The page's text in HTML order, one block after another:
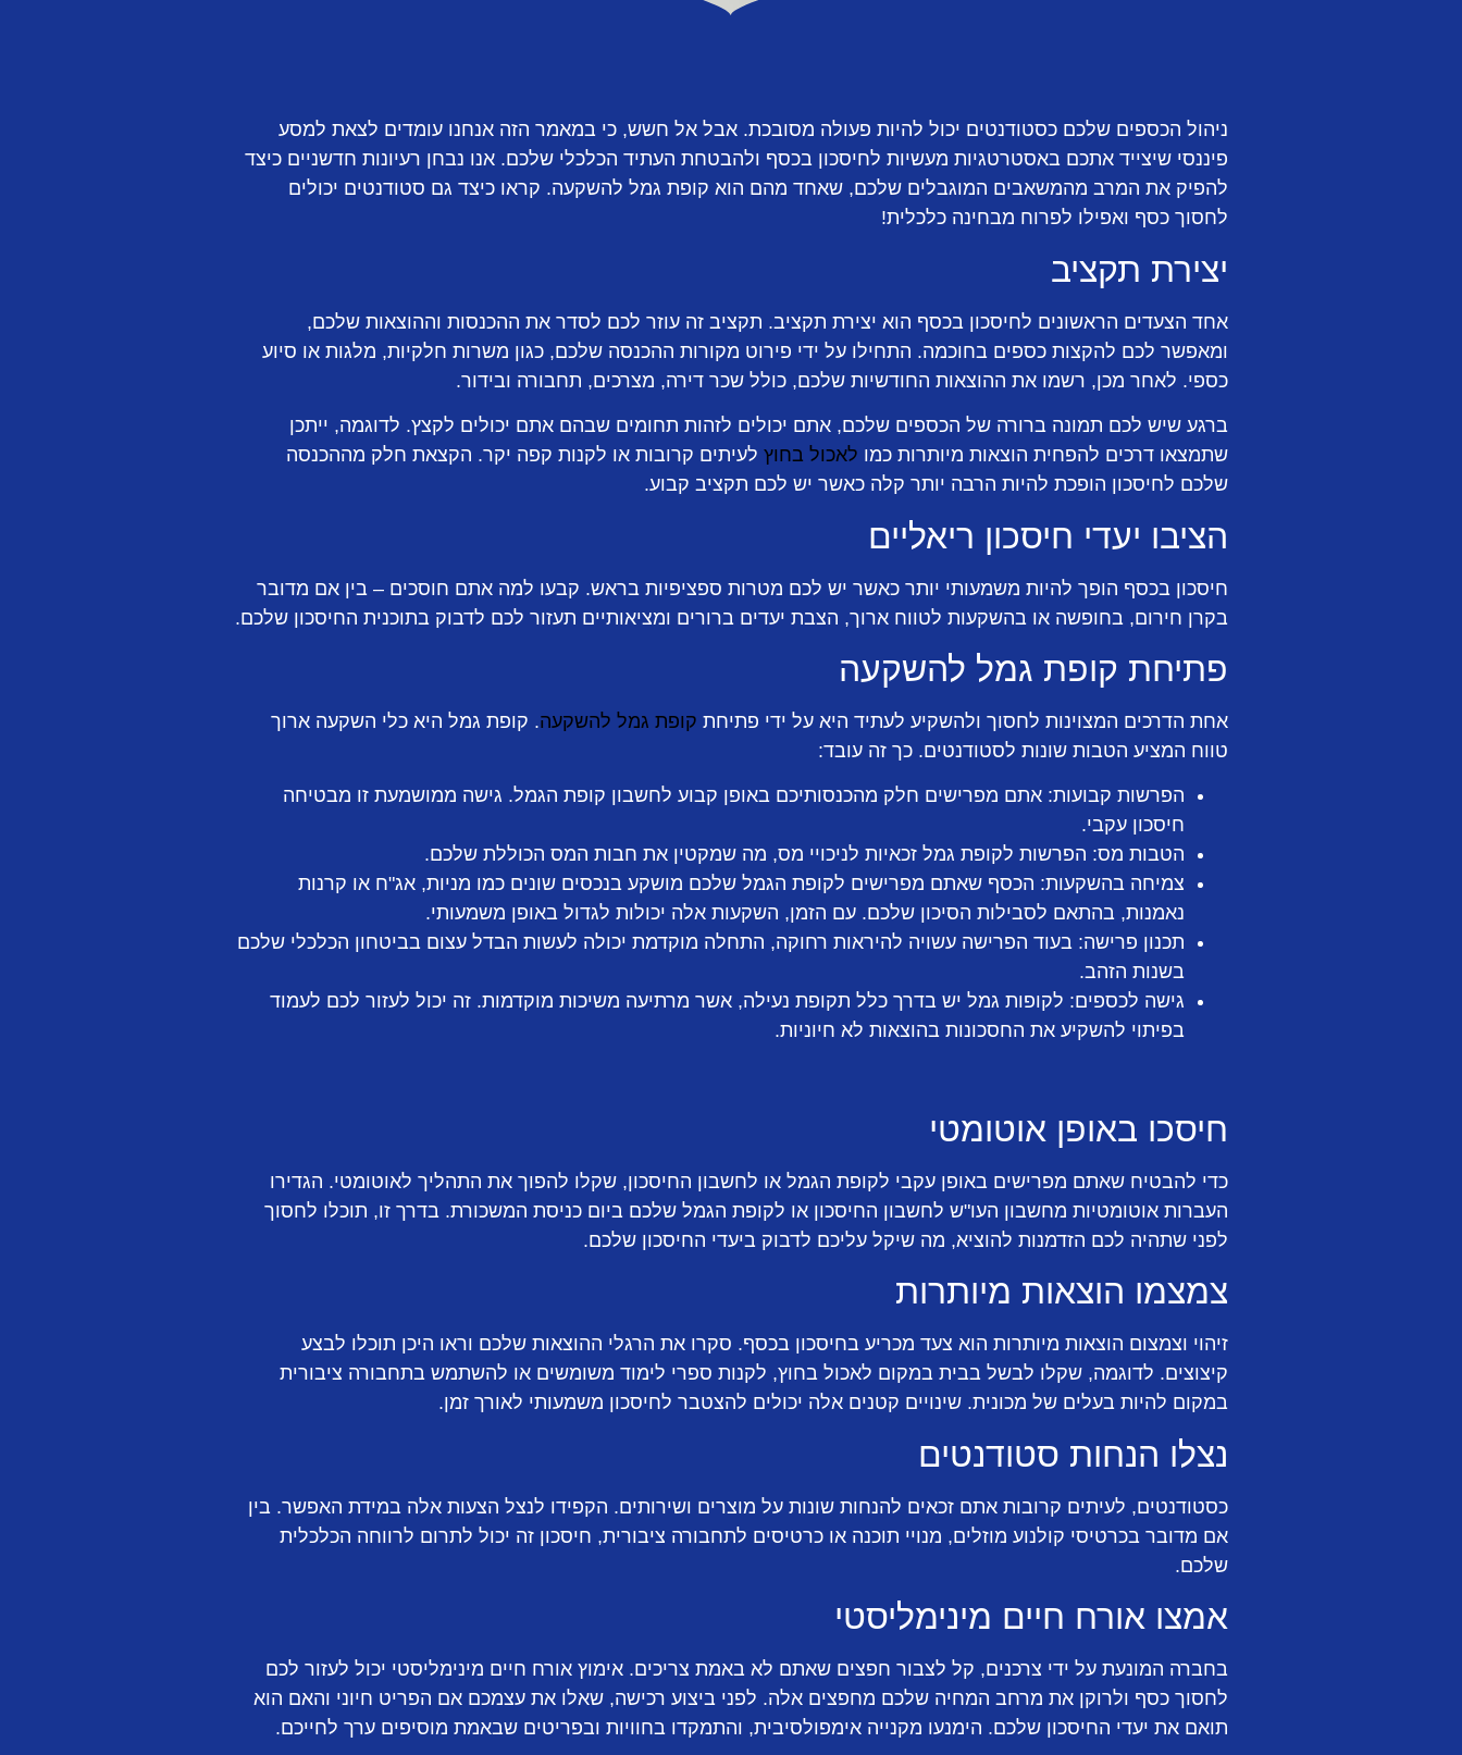
ניהול הכספים שלכם כסטודנטים יכול להיות פעולה מסובכת. אבל אל חשש, כי במאמר הזה אנחנו עומדים לצאת למסע
פיננסי שיצייד אתכם באסטרטגיות מעשיות לחיסכון בכסף ולהבטחת העתיד הכלכלי שלכם. אנו נבחן רעיונות חדשניים כיצד
להפיק את המרב מהמשאבים המוגבלים שלכם, שאחד מהם הוא קופת גמל להשקעה. קראו כיצד גם סטודנטים יכולים
לחסוך כסף ואפילו לפרוח מבחינה כלכלית!
יצירת תקציב
אחד הצעדים הראשונים לחיסכון בכסף הוא יצירת תקציב. תקציב זה עוזר לכם לסדר את ההכנסות וההוצאות שלכם,
ומאפשר לכם להקצות כספים בחוכמה. התחילו על ידי פירוט מקורות ההכנסה שלכם, כגון משרות חלקיות, מלגות או סיוע
כספי. לאחר מכן, רשמו את ההוצאות החודשיות שלכם, כולל שכר דירה, מצרכים, תחבורה ובידור.
ברגע שיש לכם תמונה ברורה של הכספים שלכם, אתם יכולים לזהות תחומים שבהם אתם יכולים לקצץ. לדוגמה, ייתכן
שתמצאו דרכים להפחית הוצאות מיותרות כמו לאכול בחוץ לעיתים קרובות או לקנות קפה יקר. הקצאת חלק מההכנסה
שלכם לחיסכון הופכת להיות הרבה יותר קלה כאשר יש לכם תקציב קבוע.
הציבו יעדי חיסכון ריאליים
חיסכון בכסף הופך להיות משמעותי יותר כאשר יש לכם מטרות ספציפיות בראש. קבעו למה אתם חוסכים – בין אם מדובר
בקרן חירום, בחופשה או בהשקעות לטווח ארוך, הצבת יעדים ברורים ומציאותיים תעזור לכם לדבוק בתוכנית החיסכון שלכם.
פתיחת קופת גמל להשקעה
אחת הדרכים המצוינות לחסוך ולהשקיע לעתיד היא על ידי פתיחת קופת גמל להשקעה. קופת גמל היא כלי השקעה ארוך
טווח המציע הטבות שונות לסטודנטים. כך זה עובד:
הפרשות קבועות: אתם מפרישים חלק מהכנסותיכם באופן קבוע לחשבון קופת הגמל. גישה ממושמעת זו מבטיחה
חיסכון עקבי.
הטבות מס: הפרשות לקופת גמל זכאיות לניכויי מס, מה שמקטין את חבות המס הכוללת שלכם.
צמיחה בהשקעות: הכסף שאתם מפרישים לקופת הגמל שלכם מושקע בנכסים שונים כמו מניות, אג"ח או קרנות
נאמנות, בהתאם לסבילות הסיכון שלכם. עם הזמן, השקעות אלה יכולות לגדול באופן משמעותי.
תכנון פרישה: בעוד הפרישה עשויה להיראות רחוקה, התחלה מוקדמת יכולה לעשות הבדל עצום בביטחון הכלכלי שלכם
בשנות הזהב.
גישה לכספים: לקופות גמל יש בדרך כלל תקופת נעילה, אשר מרתיעה משיכות מוקדמות. זה יכול לעזור לכם לעמוד
בפיתוי להשקיע את החסכונות בהוצאות לא חיוניות.
חיסכו באופן אוטומטי
כדי להבטיח שאתם מפרישים באופן עקבי לקופת הגמל או לחשבון החיסכון, שקלו להפוך את התהליך לאוטומטי. הגדירו
העברות אוטומטיות מחשבון העו"ש לחשבון החיסכון או לקופת הגמל שלכם ביום כניסת המשכורת. בדרך זו, תוכלו לחסוך
לפני שתהיה לכם הזדמנות להוציא, מה שיקל עליכם לדבוק ביעדי החיסכון שלכם.
צמצמו הוצאות מיותרות
זיהוי וצמצום הוצאות מיותרות הוא צעד מכריע בחיסכון בכסף. סקרו את הרגלי ההוצאות שלכם וראו היכן תוכלו לבצע
קיצוצים. לדוגמה, שקלו לבשל בבית במקום לאכול בחוץ, לקנות ספרי לימוד משומשים או להשתמש בתחבורה ציבורית
במקום להיות בעלים של מכונית. שינויים קטנים אלה יכולים להצטבר לחיסכון משמעותי לאורך זמן.
נצלו הנחות סטודנטים
כסטודנטים, לעיתים קרובות אתם זכאים להנחות שונות על מוצרים ושירותים. הקפידו לנצל הצעות אלה במידת האפשר. בין
אם מדובר בכרטיסי קולנוע מוזלים, מנויי תוכנה או כרטיסים לתחבורה ציבורית, חיסכון זה יכול לתרום לרווחה הכלכלית
שלכם.
אמצו אורח חיים מינימליסטי
בחברה המונעת על ידי צרכנים, קל לצבור חפצים שאתם לא באמת צריכים. אימוץ אורח חיים מינימליסטי יכול לעזור לכם
לחסוך כסף ולרוקן את מרחב המחיה שלכם מחפצים אלה. לפני ביצוע רכישה, שאלו את עצמכם אם הפריט חיוני והאם הוא
תואם את יעדי החיסכון שלכם. הימנעו מקנייה אימפולסיבית, והתמקדו בחוויות ובפריטים שבאמת מוסיפים ערך לחייכם.